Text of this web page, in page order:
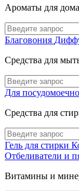
Ароматы для дома
Благовония
Средства для
Для
Средства для
Гель для стирки
Отбеливатели и
Витамины и